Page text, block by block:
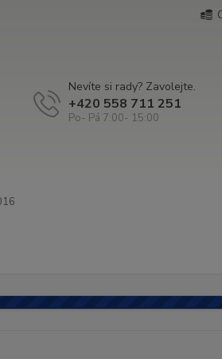
Nevíte si rady? Zavolejte.
+420 558 711 251
Po- Pá 7:00- 15:00